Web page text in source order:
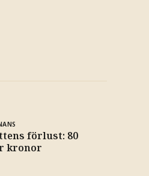
förlust: 80
kronor